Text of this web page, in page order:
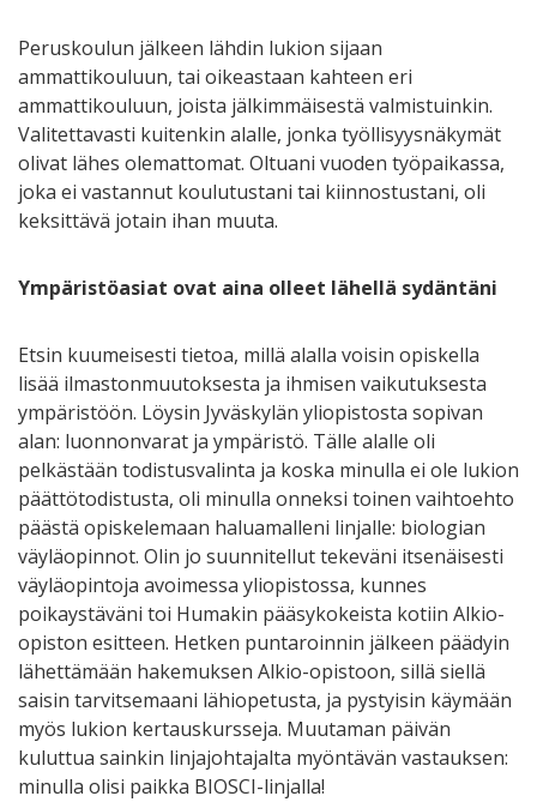
Peruskoulun jälkeen lähdin lukion sijaan
ammattikouluun, tai oikeastaan kahteen eri
ammattikouluun, joista jälkimmäisestä valmistuinkin.
Valitettavasti kuitenkin alalle, jonka työllisyysnäkymät
olivat lähes olemattomat. Oltuani vuoden työpaikassa,
joka ei vastannut koulutustani tai kiinnostustani, oli
keksittävä jotain ihan muuta.
Ympäristöasiat ovat aina olleet lähellä sydäntäni
Etsin kuumeisesti tietoa, millä alalla voisin opiskella
lisää ilmastonmuutoksesta ja ihmisen vaikutuksesta
ympäristöön. Löysin Jyväskylän yliopistosta sopivan
alan: luonnonvarat ja ympäristö. Tälle alalle oli
pelkästään todistusvalinta ja koska minulla ei ole lukion
päättötodistusta, oli minulla onneksi toinen vaihtoehto
päästä opiskelemaan haluamalleni linjalle: biologian
väyläopinnot. Olin jo suunnitellut tekeväni itsenäisesti
väyläopintoja avoimessa yliopistossa, kunnes
poikaystäväni toi Humakin pääsykokeista kotiin Alkio-
opiston esitteen. Hetken puntaroinnin jälkeen päädyin
lähettämään hakemuksen Alkio-opistoon, sillä siellä
saisin tarvitsemaani lähiopetusta, ja pystyisin käymään
myös lukion kertauskursseja. Muutaman päivän
kuluttua sainkin linjajohtajalta myöntävän vastauksen:
minulla olisi paikka BIOSCI-linjalla!